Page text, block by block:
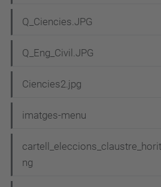
g
a
i
ó
Q_Ciencies.JPG
Q_Eng_Civil.JPG
Ciencies2.jpg
imatges-menu
ng